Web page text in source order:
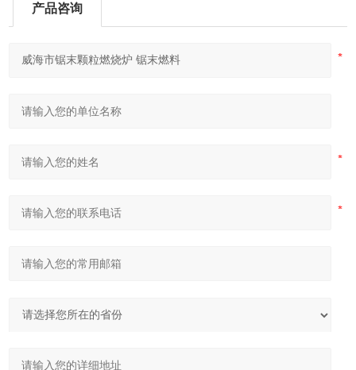
产品咨询